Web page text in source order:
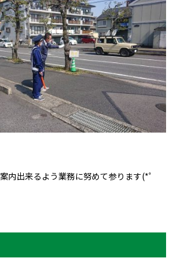
内出来るよう業務に努めて参ります(*ﾟ